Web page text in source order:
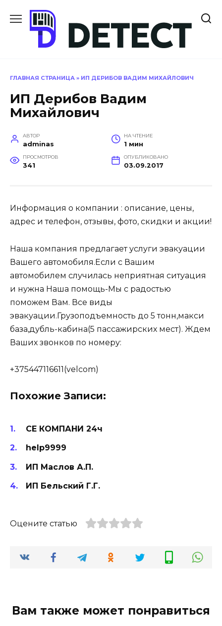
содержанию
ГЛАВНАЯ СТРАНИЦА » ИП ДЕРИБОВ ВАДИМ МИХАЙЛОВИЧ
ИП Дерибов Вадим
Михайлович
АВТОР
adminas
НА ЧТЕНИЕ
1 мин
ПРОСМОТРОВ
341
ОПУБЛИКОВАНО
03.09.2017
Информация о компании : описание, цены,
адрес и телефон, отзывы, фото, скидки и акции!
Наша компания предлагает услуги эвакуации
Вашего автомобиля.Если с Вашим
автомобилем случилась неприятная ситуация
и нужна Наша помощь-Мы с радостью
поможем Вам. Все виды
эвакуации.Грузоподъемность до 5 тонн,макси
база,дубль-кабина(5 пассажирских мест). Ждем
Ваших звонков по номеру:
+375447116611(velcom)
Похожие Записи:
СЕ КОМПАНИ 24ч
help9999
ИП Маслов А.П.
ИП Бельский Г.Г.
Оцените статью
Вам также может понравиться